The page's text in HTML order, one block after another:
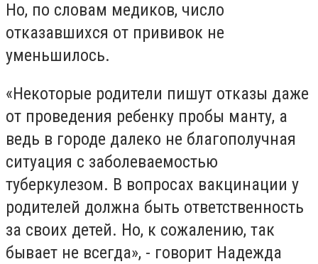
Но, по словам медиков, число
отказавшихся от прививок не
уменьшилось.
«Некоторые родители пишут отказы даже
от проведения ребенку пробы манту, а
ведь в городе далеко не благополучная
ситуация с заболеваемостью
туберкулезом. В вопросах вакцинации у
родителей должна быть ответственность
за своих детей. Но, к сожалению, так
бывает не всегда», - говорит Надежда